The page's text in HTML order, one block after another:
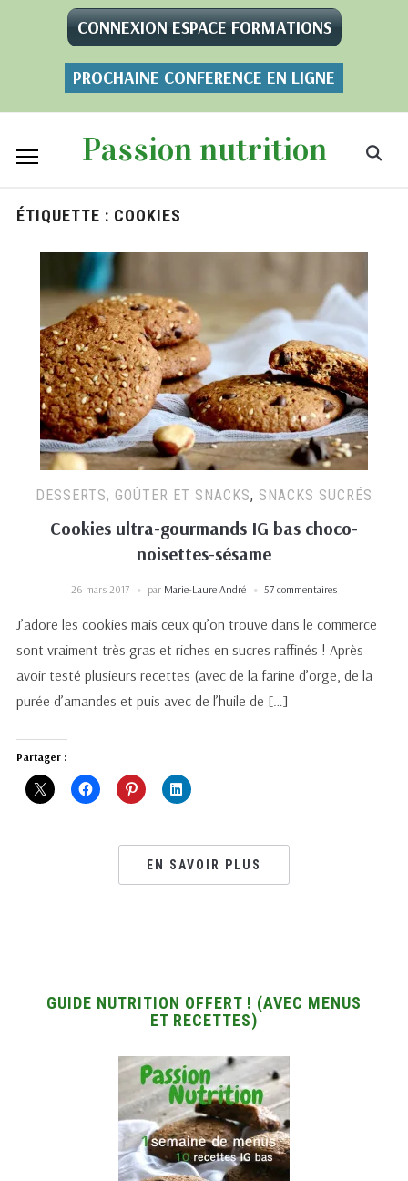
CONNEXION ESPACE FORMATIONS
PROCHAINE CONFERENCE EN LIGNE
Passion nutrition
ÉTIQUETTE : COOKIES
DESSERTS, GOÛTER ET SNACKS, SNACKS SUCRÉS
Cookies ultra-gourmands IG bas choco-
noisettes-sésame
26 mars 2017 par Marie-Laure André 57 commentaires
J’adore les cookies mais ceux qu’on trouve dans le commerce
sont vraiment très gras et riches en sucres raffinés ! Après
avoir testé plusieurs recettes (avec de la farine d’orge, de la
purée d’amandes et puis avec de l’huile de […]
Partager :
EN SAVOIR PLUS
GUIDE NUTRITION OFFERT ! (AVEC MENUS
ET RECETTES)